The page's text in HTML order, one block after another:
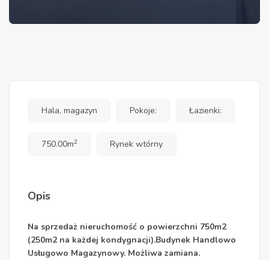
Hala, magazyn Pokoje: Łazienki:
750.00m2 Rynek wtórny
Opis
Na sprzedaż nieruchomość o powierzchni 750m2
(250m2 na każdej kondygnacji).Budynek Handlowo
Usługowo Magazynowy. Możliwa zamiana.